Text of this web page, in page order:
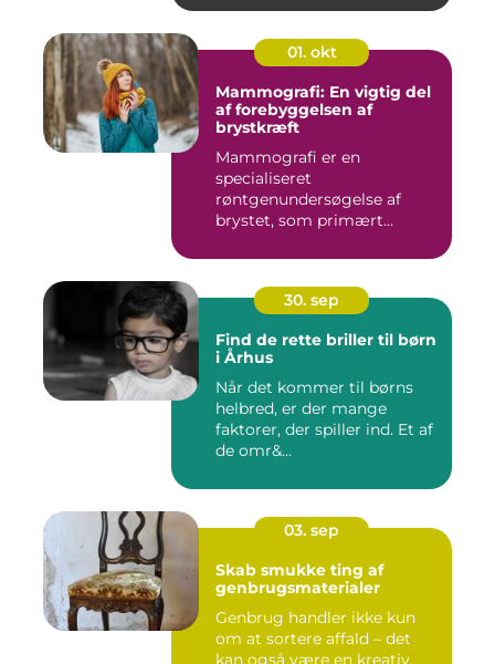
01. okt
Mammografi: En vigtig del
af forebyggelsen af
brystkræft
Mammografi er en
specialiseret
røntgenundersøgelse af
brystet, som primært
30. sep
Find de rette briller til børn
i Århus
Når det kommer til børns
helbred, er der mange
faktorer, der spiller ind. Et af
de omr&...
03. sep
Skab smukke ting af
genbrugsmaterialer
Genbrug handler ikke kun
om at sortere affald – det
kan også være en kreativ